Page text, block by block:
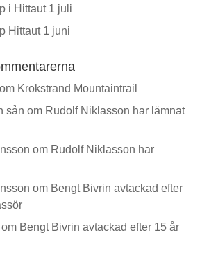
i Hittaut 1 juli
Hittaut 1 juni
Krokstrand Mountaintrail
sản om Rudolf Niklasson har lämnat
om Rudolf Niklasson har
om Bengt Bivrin avtackad efter
om Bengt Bivrin avtackad efter 15 år